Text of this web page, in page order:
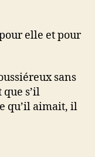
elle et pour
sans
s’il
qu’il aimait, il